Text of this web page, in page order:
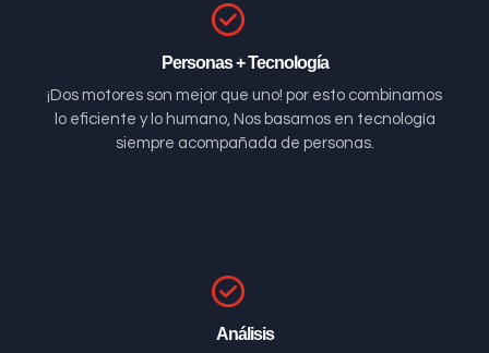
Personas + Tecnología
¡Dos motores son mejor que uno! por esto combinamos
lo eficiente y lo humano, Nos basamos en tecnología
siempre acompañada de personas.
Análisis